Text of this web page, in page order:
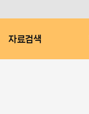
자료검색